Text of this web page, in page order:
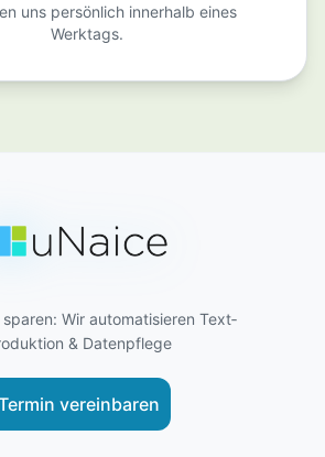
uns persönlich innerhalb eines
Werktags.
sparen: Wir auto­matisieren Text­
& Daten­pflege
vereinbaren